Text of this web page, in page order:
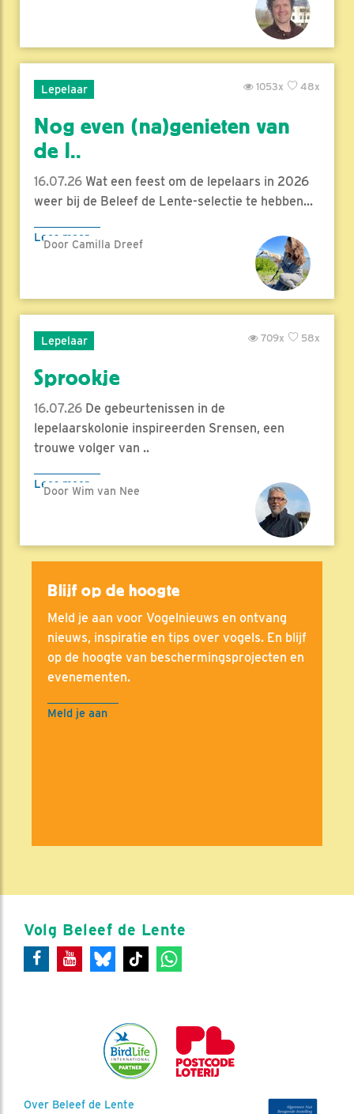
Lepelaar 48x
1053x
Nog even (na)genieten van
de l..
16.07.26 Wat een feest om de lepelaars in 2026
weer bij de Beleef de Lente-selectie te hebben...
Lees meer
Door Camilla Dreef
Lepelaar 58x
709x
Sprookje
16.07.26 De gebeurtenissen in de
lepelaarskolonie inspireerden Srensen, een
trouwe volger van ..
Lees meer
Door Wim van Nee
Blijf op de hoogte
Meld je aan voor Vogelnieuws en ontvang
nieuws, inspiratie en tips over vogels. En blijf
op de hoogte van beschermingsprojecten en
evenementen.
Meld je aan
Volg Beleef de Lente
Over Beleef de Lente